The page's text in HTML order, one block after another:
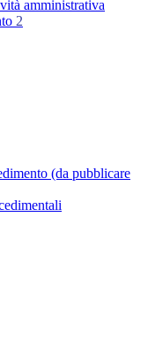
amministrativa
2
(da pubblicare